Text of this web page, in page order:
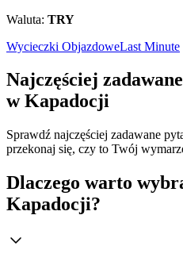
Waluta: TRY
Wycieczki ObjazdoweLast Minute
Najczęściej
w Kapadocji
Sprawdź najczęściej zadawane
przekonaj się, czy to Twój
Dlaczego warto
Kapadocji?